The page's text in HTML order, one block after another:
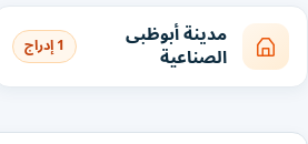
مدينة أبوظبى
الصناعية 1 إدراج